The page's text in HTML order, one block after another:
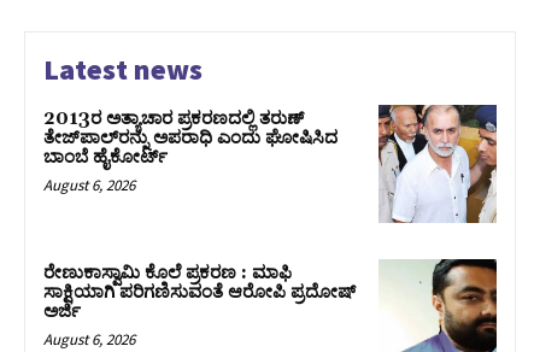
Latest news
2013ರ ಅತ್ಯಾಚಾರ ಪ್ರಕರಣದಲ್ಲಿ ತರುಣ್
ತೇಜ್‌ಪಾಲ್‌ರನ್ನು ಅಪರಾಧಿ ಎಂದು ಘೋಷಿಸಿದ
ಬಾಂಬೆ ಹೈಕೋರ್ಟ್
August 6, 2026
ರೇಣುಕಾಸ್ವಾಮಿ ಕೊಲೆ ಪ್ರಕರಣ : ಮಾಫಿ
ಸಾಕ್ಷಿಯಾಗಿ ಪರಿಗಣಿಸುವಂತೆ ಆರೋಪಿ ಪ್ರದೋಷ್‌
ಅರ್ಜಿ
August 6, 2026